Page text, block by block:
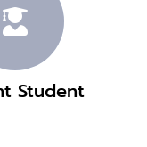
Student